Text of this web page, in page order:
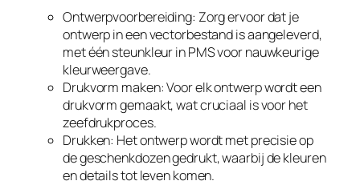
Ontwerpvoorbereiding: Zorg ervoor dat je
ontwerp in een vectorbestand is aangeleverd,
met één steunkleur in PMS voor nauwkeurige
kleurweergave.
Drukvorm maken: Voor elk ontwerp wordt een
drukvorm gemaakt, wat cruciaal is voor het
zeefdrukproces.
Drukken: Het ontwerp wordt met precisie op
de geschenkdozen gedrukt, waarbij de kleuren
en details tot leven komen.